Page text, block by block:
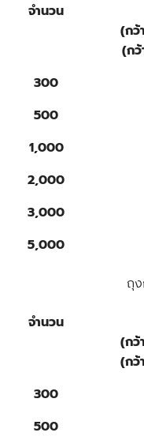
จำนวน
(กว้
(ก
300
500
1,000
2,000
3,000
5,000
ถุ
จำนวน
(กว้
(กว้
300
500